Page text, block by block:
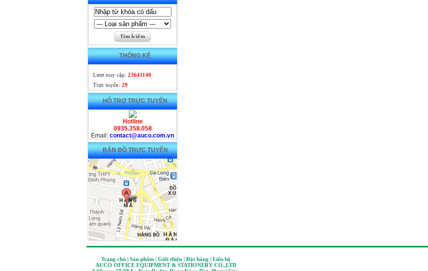
THỐNG KÊ
Lượt truy cập: 23641140
Trực tuyến: 29
HỖ TRỢ TRỰC TUYẾN
Hotline
0935.358.058
Email: contact@auco.com.vn
BẢN ĐỒ TRỰC TUYẾN
Trang chủ | Sản phẩm | Giới thiệu | Đặt hàng | Liên hệ
AUCO OFFICE EQUIPMENT & STATIONERY CO.,LTD